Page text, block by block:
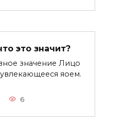
это значит?
значение Лицо
яоем.
6